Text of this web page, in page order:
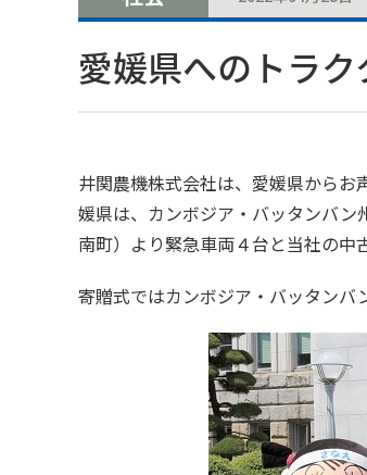
愛媛県へのトラ
井関農機株式会社は、愛媛県から
媛県は、カンボジア・バッタンバン
南町）より緊急車両４台と当社の中
寄贈式ではカンボジア・バッタンバ